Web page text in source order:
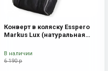
Конверт в коляску Esspero
Markus Lux (натуральная
6 190 р
В наличии